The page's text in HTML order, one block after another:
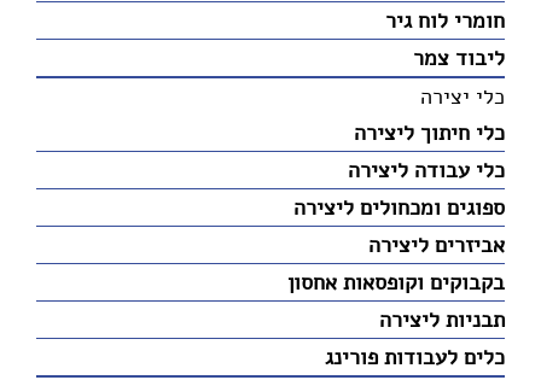
חומרי לוח גיר
ליבוד צמר
כלי יצירה
כלי חיתוך ליצירה
כלי עבודה ליצירה
ספוגים ומכחולים ליצירה
אביזרים ליצירה
בקבוקים וקופסאות אחסון
תבניות ליצירה
כלים לעבודות פורינג